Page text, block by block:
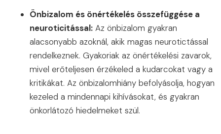
Önbizalom és önértékelés összefüggése a
neuroticitással: Az önbizalom gyakran
alacsonyabb azoknál, akik magas neurotictással
rendelkeznek. Gyakoriak az önértékelési zavarok,
mivel erőteljesen érzékeled a kudarcokat vagy a
kritikákat. Az önbizalomhiány befolyásolja, hogyan
kezeled a mindennapi kihívásokat, és gyakran
önkorlátozó hiedelmeket szül.